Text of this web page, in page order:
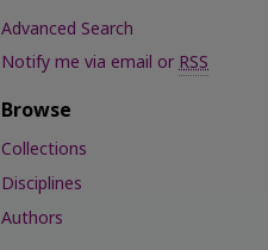
Advanced Search
Notify me via email or RSS
Browse
Collections
Disciplines
Authors